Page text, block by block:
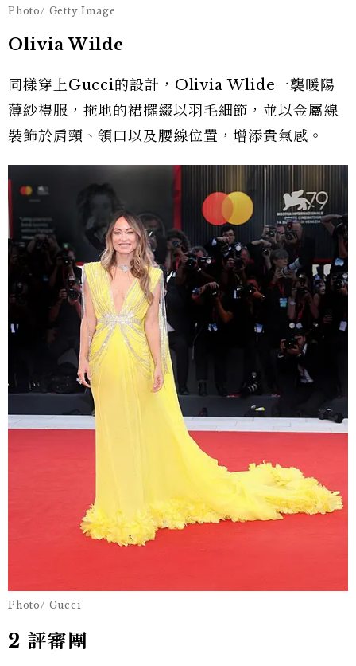
Photo/ Getty Image
Olivia Wilde
同樣穿上Gucci的設計，Olivia Wlide一襲暖陽
薄紗禮服，拖地的裙擺綴以羽毛細節，並以金屬線
裝飾於肩頸、領口以及腰線位置，增添貴氣感。
Photo/ Gucci
2 評審團